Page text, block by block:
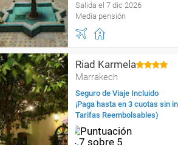
Salida el 7 dic 2026
Media pensión
Riad Karmela
Marrakech
Seguro de Viaje Incluido
¡Paga hasta en 3 cuotas sin
Tarifas Reembolsables)